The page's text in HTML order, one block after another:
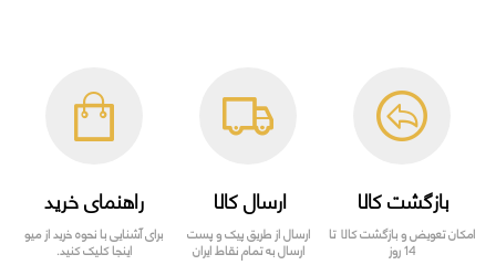
بازگشت کالا
امکان تعویض و بازگشت کالا تا
14 روز
ارسال کالا
ارسال از طریق پیک و پست
ارسال به تمام نقاط ایران
راهنمای خرید
برای آشنایی با نحوه خرید از میو
اینجا کلیک کنید.